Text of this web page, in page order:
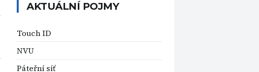
AKTUÁLNÍ POJMY
Touch ID
NVU
Páteřní síť